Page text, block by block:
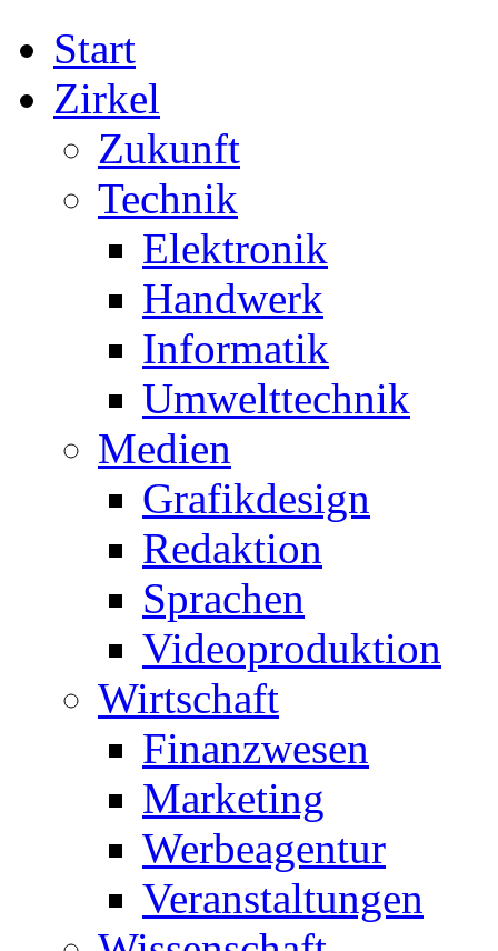
Start
Zirkel
Zukunft
Technik
Elektronik
Handwerk
Informatik
Umwelttechnik
Medien
Grafikdesign
Redaktion
Sprachen
Videoproduktion
Wirtschaft
Finanzwesen
Marketing
Werbeagentur
Veranstaltungen